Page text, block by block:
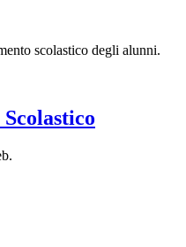
scolastico degli alunni.